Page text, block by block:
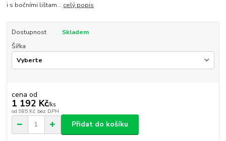
i s bočními lištam... celý popis
Dostupnost
Skladem
Šířka
cena od
1 192 Kč/ks
od 985 Kč bez DPH
Přidat do košíku